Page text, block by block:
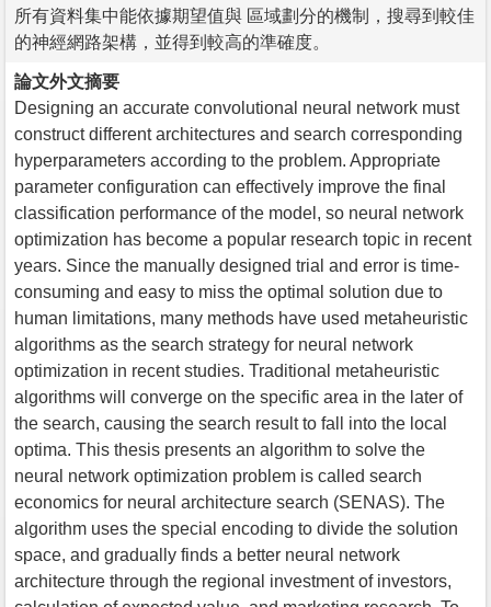
所有資料集中能依據期望值與 區域劃分的機制，搜尋到較佳
的神經網路架構，並得到較高的準確度。
論文外文摘要
Designing an accurate convolutional neural network must
construct different architectures and search corresponding
hyperparameters according to the problem. Appropriate
parameter configuration can effectively improve the final
classification performance of the model, so neural network
optimization has become a popular research topic in recent
years. Since the manually designed trial and error is time-
consuming and easy to miss the optimal solution due to
human limitations, many methods have used metaheuristic
algorithms as the search strategy for neural network
optimization in recent studies. Traditional metaheuristic
algorithms will converge on the specific area in the later of
the search, causing the search result to fall into the local
optima. This thesis presents an algorithm to solve the
neural network optimization problem is called search
economics for neural architecture search (SENAS). The
algorithm uses the special encoding to divide the solution
space, and gradually finds a better neural network
architecture through the regional investment of investors,